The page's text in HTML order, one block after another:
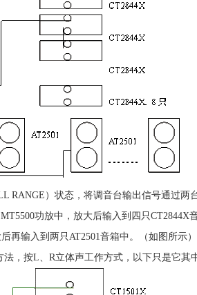
RANGE）状态，将调音台输出信号通过
功放中，放大后输入到四只
再输入到两只AT2501音箱中。（如图所示）
，按L、R立体声工作方式，以下只是它其